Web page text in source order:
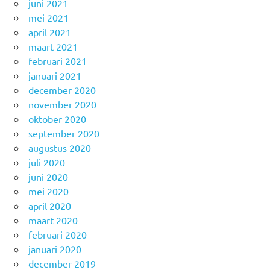
juni 2021
mei 2021
april 2021
maart 2021
februari 2021
januari 2021
december 2020
november 2020
oktober 2020
september 2020
augustus 2020
juli 2020
juni 2020
mei 2020
april 2020
maart 2020
februari 2020
januari 2020
december 2019